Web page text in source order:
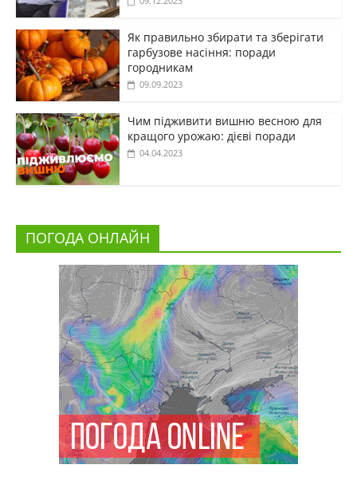
Як правильно збирати та зберігати
гарбузове насіння: поради
городникам
09.09.2023
Чим підживити вишню весною для
кращого урожаю: дієві поради
04.04.2023
ПОГОДА ОНЛАЙН